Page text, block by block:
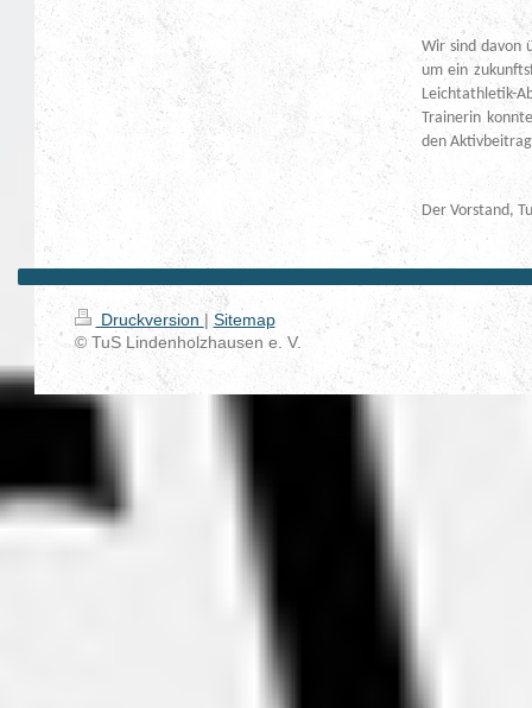
Wir sind davon
um ein
Leichtathletik-
Trainerin
den
Der Vorstand,
Druckversion | Sitemap
© TuS Lindenholzhausen e. V.